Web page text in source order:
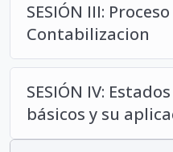
Autor
SESIÓN III:
Contabilizacion
SESIÓN IV:
básicos y su